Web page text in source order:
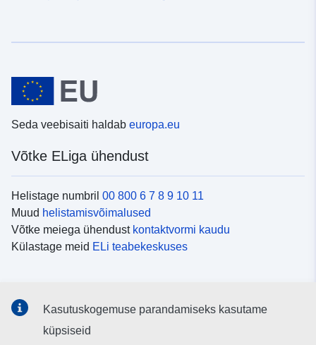
Seda veebisaiti haldab europa.eu
Võtke ELiga ühendust
Helistage numbril 00 800 6 7 8 9 10 11
Muud helistamisvõimalused
Võtke meiega ühendust kontaktvormi kaudu
Külastage meid ELi teabekeskuses
Otsige ELi teavet
Kasutuskogemuse parandamiseks kasutame
küpsiseid